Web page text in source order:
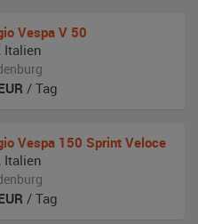
Vespa V 50
, Italien
/ Tag
Vespa 150 Sprint Veloce
, Italien
/ Tag